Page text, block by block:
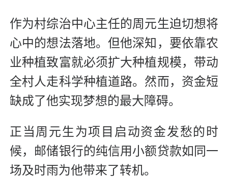
作为村综治中心主任的周元生迫切想将
心中的想法落地。但他深知，要依靠农
业种植致富就必须扩大种植规模，带动
全村人走科学种植道路。然而，资金短
缺成了他实现梦想的最大障碍。
正当周元生为项目启动资金发愁的时
候，邮储银行的纯信用小额贷款如同一
场及时雨为他带来了转机。